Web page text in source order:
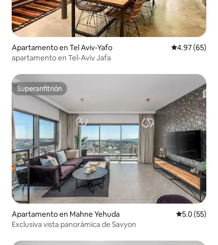
Apartamento en Tel Aviv-Yafo Calificación
4.97 (65)
apartamento en Tel-Aviv Jafa
Superanfitrión
Superanfitrión
Apartamento en Mahne Yehuda Calificación
5.0 (55)
Exclusiva vista panorámica de Savyon